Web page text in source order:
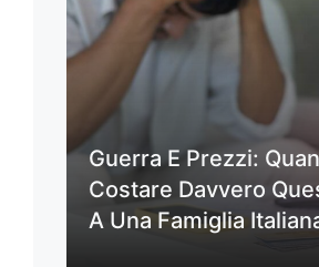
Guerra E Prezzi:
Costare Davvero
A Una Famiglia